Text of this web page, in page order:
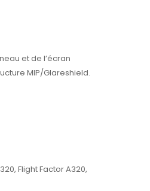
et de l’écran
MIP/Glareshield.
Flight Factor A320,